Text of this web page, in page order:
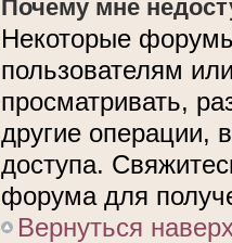
Почему мне
Некоторые
пользователям
просматривать,
другие операции,
доступа.
форума для
Вернуться